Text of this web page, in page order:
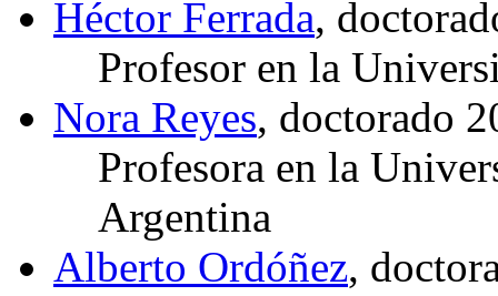
Héctor Ferrada,
Profesor en la
Nora Reyes, doctorado
Profesora en la
Argentina
Alberto Ordóñez,